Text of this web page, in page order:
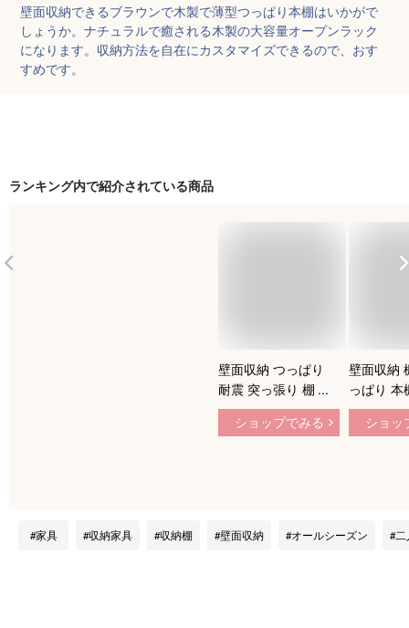
壁面収納できるブラウンで木製で薄型つっぱり本棚はいかがで
しょうか。ナチュラルで癒される木製の大容量オープンラック
になります。収納方法を自在にカスタマイズできるので、おす
すめです。
ランキング内で紹介されている商品
壁面収納 つっぱり
耐震 突っ張り 棚 収
納棚 おしゃれ スリ
ム リビング 収納 省
対策 ナチュラル/ブ
ショップでみる
壁面収納
っぱり 本
オシャレ
23 ラッ
省スペー
ショッ
家具 収納家具 収納棚 壁面収納 オールシーズン 二